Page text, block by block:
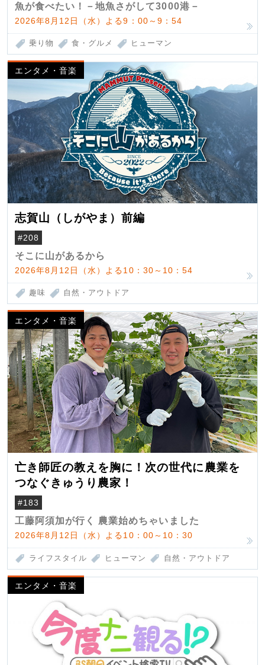
魚が食べたい！－地魚さがして3000港－
2026年8月12日（水）よる9：00～9：54
乗り物 食・グルメ ヒューマン
エンタメ・音楽
志賀山（しがやま）前編
#208
そこに山があるから
2026年8月12日（水）よる10：30～10：54
趣味 自然・アウトドア
エンタメ・音楽
亡き師匠の教えを胸に！次の世代に農業を
つなぐきゅうり農家！
#183
工藤阿須加が行く 農業始めちゃいました
2026年8月12日（水）よる10：00～10：30
ライフスタイル ヒューマン 自然・アウトドア
エンタメ・音楽